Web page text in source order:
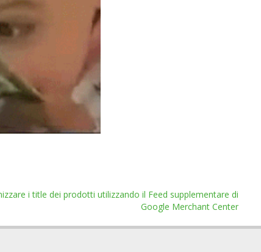
i title dei prodotti utilizzando il Feed supplementare di
Google Merchant Center